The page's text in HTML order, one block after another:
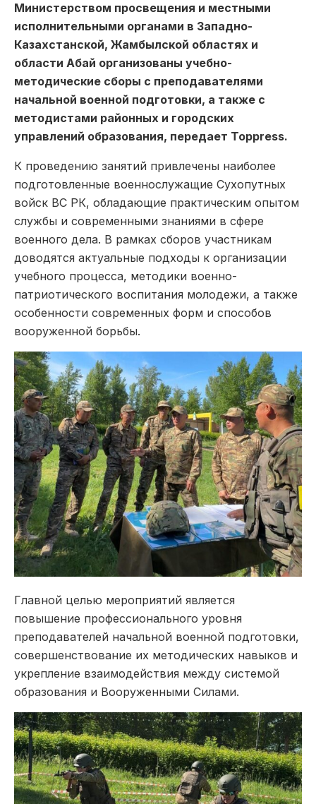
Министерством просвещения и местными
исполнительными органами в Западно-
Казахстанской, Жамбылской областях и
области Абай организованы учебно-
методические сборы с преподавателями
начальной военной подготовки, а также с
методистами районных и городских
управлений образования, передает Toppress.
К проведению занятий привлечены наиболее
подготовленные военнослужащие Сухопутных
войск ВС РК, обладающие практическим опытом
службы и современными знаниями в сфере
военного дела. В рамках сборов участникам
доводятся актуальные подходы к организации
учебного процесса, методики военно-
патриотического воспитания молодежи, а также
особенности современных форм и способов
вооруженной борьбы.
Главной целью мероприятий является
повышение профессионального уровня
преподавателей начальной военной подготовки,
совершенствование их методических навыков и
укрепление взаимодействия между системой
образования и Вооруженными Силами.